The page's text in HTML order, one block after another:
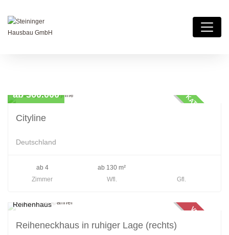
KATALOGHAUS
ab 360.000
Cityline
Deutschland
ab 4
Zimmer
ab 130 m²
Wfl.
Gfl.
VERKAUFT
Reihenhaus
Reiheneckhaus in ruhiger Lage (rechts)